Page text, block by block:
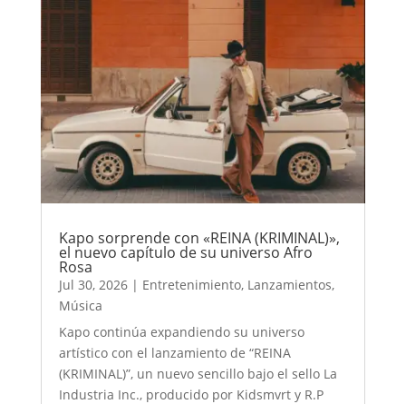
Kapo sorprende con «REINA (KRIMINAL)»,
el nuevo capítulo de su universo Afro
Rosa
Jul 30, 2026| Entretenimiento, Lanzamientos,
Música
Kapo continúa expandiendo su universo
artístico con el lanzamiento de “REINA
(KRIMINAL)”, un nuevo sencillo bajo el sello La
Industria Inc., producido por Kidsmvrt y R.P